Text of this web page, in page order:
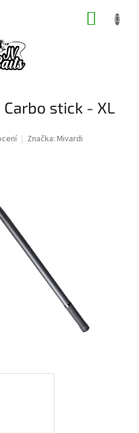
stick - XL
Značka: Mivardi